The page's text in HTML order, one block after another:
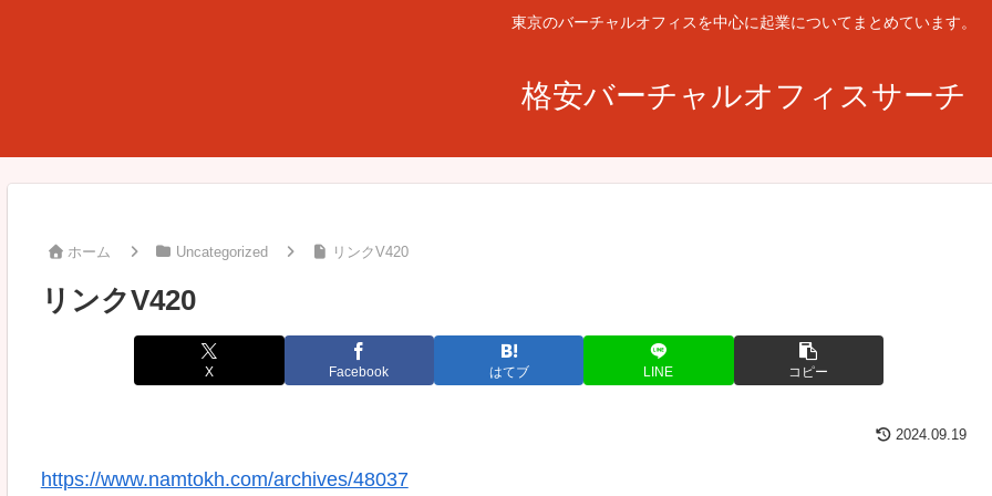
東京のバーチャルオフィスを中心に起業についてまとめています。
格安バーチャルオフィスサーチ
ホーム Uncategorized リンクV420
リンクV420
X Facebook はてブ LINE コピー
2024.09.19
https://www.namtokh.com/archives/48037